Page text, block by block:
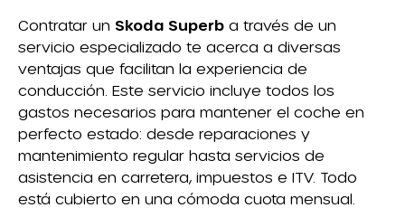
Contratar un Skoda Superb a través de un
servicio especializado te acerca a diversas
ventajas que facilitan la experiencia de
conducción. Este servicio incluye todos los
gastos necesarios para mantener el coche en
perfecto estado: desde reparaciones y
mantenimiento regular hasta servicios de
asistencia en carretera, impuestos e ITV. Todo
está cubierto en una cómoda cuota mensual.